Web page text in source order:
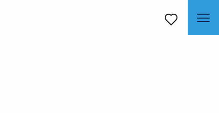
Voir les favoris